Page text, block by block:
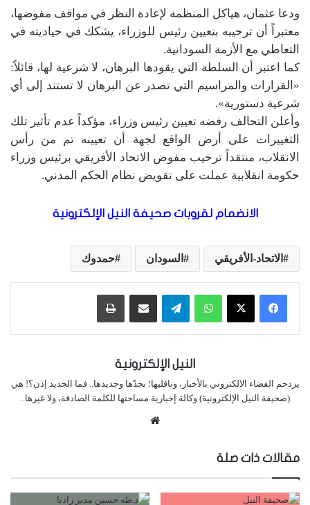
ودعا عثمان، هياكل المنظمة لإعادة النظر في مواقف مفوضها،
معتبراً أن ترحيبه بتعيين رئيس للوزراء، يشكك في حياديته في
التعاطي مع الأزمة السودانية.
كما اعتبر أن السلطة التي يقودها البرهان، لا شرعية لها، قائلاً:
«القرارات والمراسيم التي تصدر عن البرهان لا تستند إلى أي
شرعية دستورية».
وأعلن التحالف رفضه تعيين رئيس وزراء، مؤكداً عدم تأثير تلك
التغييرات على أرض الواقع لجهة أن تعيينه تم من رأس
الانقلاب، منتقداً ترحيب مفوض الاتحاد الأفريقي برئيس وزراء
حكومة انقلابية عملت على تقويض نظام الحكم المدني.
الانضمام لقروبات صحيفة النيل الإلكترونية
الاتحاد-الأفريقي السودان حمدوك
واتساب تيلقرام مشاركة عبر البريد طباعة
النيل الإلكترونية
يزدحم الفضاء الالكتروني بالأخبار، وناقليها؛ بجدّها وجديدها.. فما الجديد إذن؟! هي
(صحيفة النيل الإلكترونية) وكالة إخبارية مساحتها للكلمة الصادقة، ولا غيرها..
مقالات ذات صلة